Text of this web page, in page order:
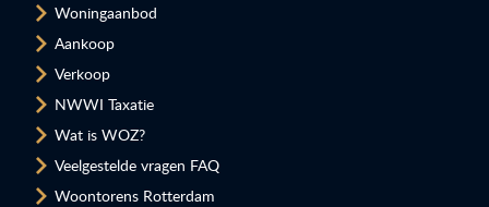
Woningaanbod
Aankoop
Verkoop
NWWI Taxatie
Wat is WOZ?
Veelgestelde vragen FAQ
Woontorens Rotterdam